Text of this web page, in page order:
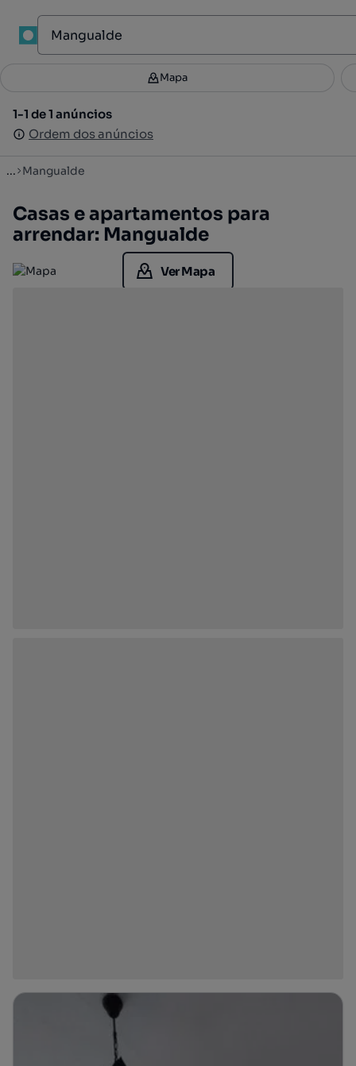
Filtros 2
1-1 de 1 anúncios
Ordem dos anúncios
Mapa
1-1 de 1 anúncios
Ordem dos anúncios
... Mangualde
Casas e apartamentos para
arrendar: Mangualde
Ver Mapa